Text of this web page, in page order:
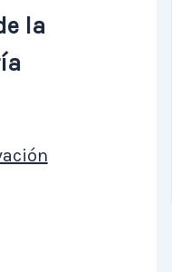
la